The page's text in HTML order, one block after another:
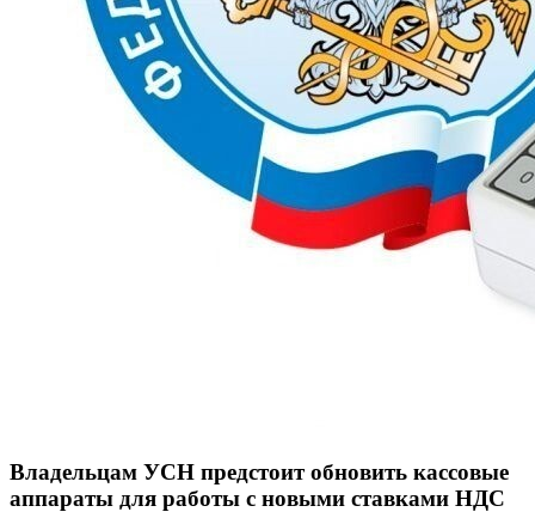
Владельцам УСН предстоит обновить кассовые
аппараты для работы с новыми ставками НДС